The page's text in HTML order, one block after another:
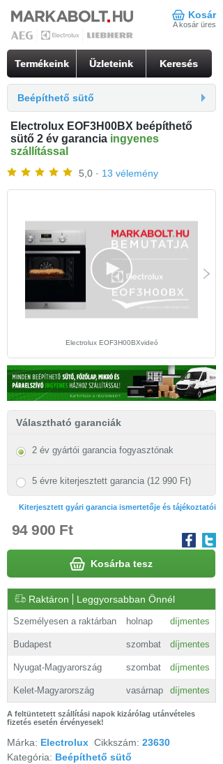
Kosár
A kosár üres
Termékeink Üzleteink Keresés
Beépíthető sütő
Electrolux EOF3H00BX beépíthető
sütő 2 év garancia ingyenes
szállítással
5,0 · 13 vélemény
Electrolux EOF3H00BXvideó
Választható garanciák
2 év gyártói garancia fogyasztónak
5 évre kiterjesztett garancia (12 990 Ft)
Kiterjesztett gyári garancia ismertetője és tájékoztatói
94 900 Ft
Kosárba tesz
Raktáron Leggyorsabban Önnél
Személyesen a raktárban holnap díjmentes
Budapest szombat díjmentes
Nyugat-Magyarország szombat díjmentes
Kelet-Magyarország vasárnap díjmentes
A feltüntetett szállítási napok kizárólag utánvételes
fizetés esetén érvényesek!
Márka: Electrolux Cikkszám: 23630
Kategória: Beépíthető sütő